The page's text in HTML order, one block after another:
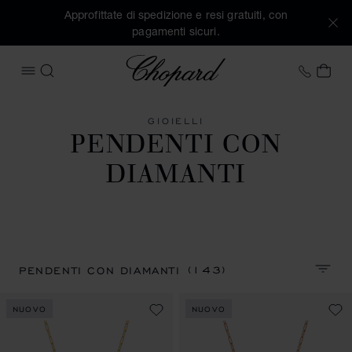
Approfittate di spedizione e resi gratuiti, con
pagamenti sicuri.
APRIRE IL MENU
CERCA
Chopard +41
IL
GIOIELLI
PENDENTI CON
DIAMANTI
PENDENTI CON DIAMANTI(143)
NUOVO NUOVO